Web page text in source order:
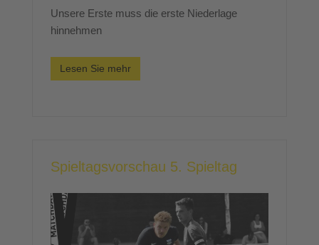
Unsere Erste muss die erste Niederlage
hinnehmen
Lesen Sie mehr
Spieltagsvorschau 5. Spieltag